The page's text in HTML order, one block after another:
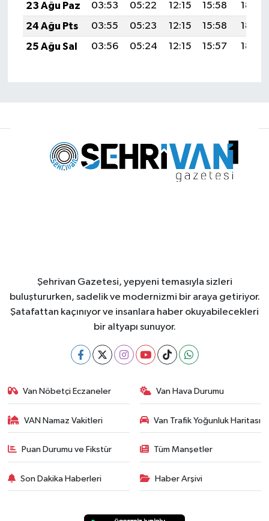
23 Ağu Paz
03:53 05:22 12:15 15:58
18:59
24 Ağu Pts
03:55 05:23 12:15 15:58
18:57
25 Ağu Sal
03:56 05:24 12:15 15:57 18:56
Şehrivan Gazetesi, yepyeni temasıyla sizleri
buluştururken, sadelik ve modernizmi bir araya getiriyor.
Şatafattan kaçınıyor ve insanlara haber okuyabilecekleri
bir altyapı sunuyor.
Van Nöbetçi Eczaneler Van Hava Durumu
VAN Namaz Vakitleri Van Trafik Yoğunluk Haritası
Puan Durumu ve Fikstür Tüm Manşetler
Son Dakika Haberleri Haber Arşivi